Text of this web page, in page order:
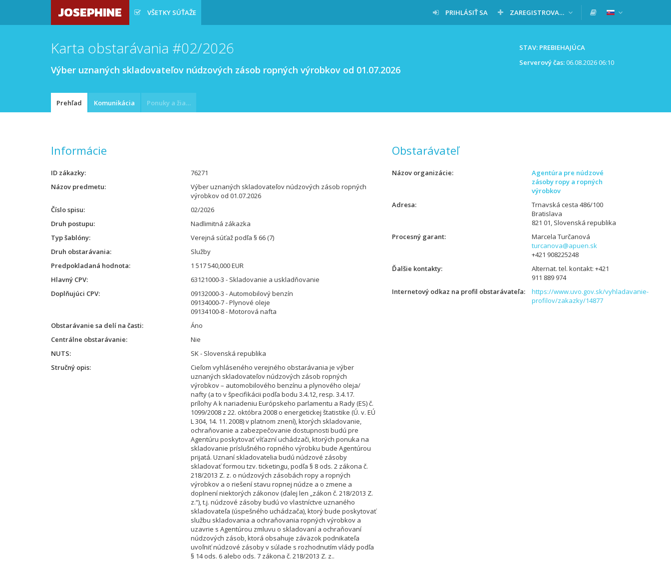
JOSEPHINE VŠETKY SÚŤAŽE PRIHLÁSIŤ SA ZAREGISTROVAŤ SA
STAV: PREBIEHAJÚCA
Serverový čas:06.08.2026 06:10
Karta obstarávania #02/2026
Výber uznaných skladovateľov núdzových zásob ropných výrobkov od 01.07.2026
Prehľad Komunikácia Ponuky a žiadosti
Informácie
ID zákazky
76271
Názov predmetu
Výber uznaných skladovateľov núdzových zásob ropných
výrobkov od 01.07.2026
Číslo spisu
02/2026
Druh postupu
Nadlimitná zákazka
Typ šablóny
Verejná súťaž podľa § 66 (7)
Druh obstarávania
Služby
Predpokladaná hodnota
1 517 540,000 EUR
Hlavný CPV
63121000-3 - Skladovanie a uskladňovanie
Doplňujúci CPV
09132000-3 - Automobilový benzín
09134000-7 - Plynové oleje
09134100-8 - Motorová nafta
Obstarávanie sa delí na časti
Áno
Centrálne obstarávanie
Nie
NUTS
SK - Slovenská republika
Stručný opis
Cieľom vyhláseného verejného obstarávania je výber
uznaných skladovateľov núdzových zásob ropných
výrobkov – automobilového benzínu a plynového oleja/
nafty (a to v špecifikácii podľa bodu 3.4.12, resp. 3.4.17.
prílohy A k nariadeniu Európskeho parlamentu a Rady (ES) č.
1099/2008 z 22. októbra 2008 o energetickej štatistike (Ú. v. EÚ
L 304, 14. 11. 2008) v platnom znení), ktorých skladovanie,
ochraňovanie a zabezpečovanie dostupnosti budú pre
Agentúru poskytovať víťazní uchádzači, ktorých ponuka na
skladovanie príslušného ropného výrobku bude Agentúrou
prijatá. Uznaní skladovatelia budú núdzové zásoby
skladovať formou tzv. ticketingu, podľa § 8 ods. 2 zákona č.
218/2013 Z. z. o núdzových zásobách ropy a ropných
výrobkov a o riešení stavu ropnej núdze a o zmene a
doplnení niektorých zákonov (ďalej len „zákon č. 218/2013 Z.
z.“), t.j. núdzové zásoby budú vo vlastníctve uznaného
skladovateľa (úspešného uchádzača), ktorý bude poskytovať
službu skladovania a ochraňovania ropných výrobkov a
uzavrie s Agentúrou zmluvu o skladovaní a ochraňovaní
núdzových zásob, ktorá obsahuje záväzok podnikateľa
uvoľniť núdzové zásoby v súlade s rozhodnutím vlády podľa
§ 14 ods. 6 alebo ods. 7 zákona č. 218/2013 Z. z..
Obstarávateľ
Názov organizácie
Agentúra pre núdzové
zásoby ropy a ropných
výrobkov
Adresa
Trnavská cesta 486/100
Bratislava
821 01, Slovenská republika
Procesný garant
Marcela Turčanová
turcanova@apuen.sk
+421 908225248
Ďalšie kontakty
Alternat. tel. kontakt: +421
911 889 974
Internetový odkaz na profil obstarávateľa
https://www.uvo.gov.sk/vyhladavanie-
profilov/zakazky/14877